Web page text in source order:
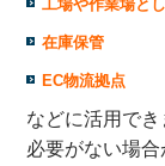
工場や作業場と
在庫保管
EC物流拠点
などに活用で
必要がない場合